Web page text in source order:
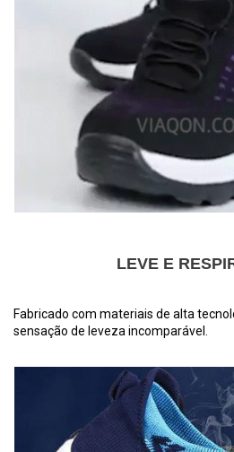
LEVE E
Fabricado com materiais de alta
sensação de leveza incomparável.